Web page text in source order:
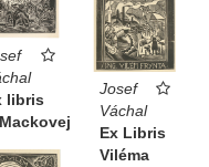
libris
Josef
Váchal
Ex Libris
Viléma